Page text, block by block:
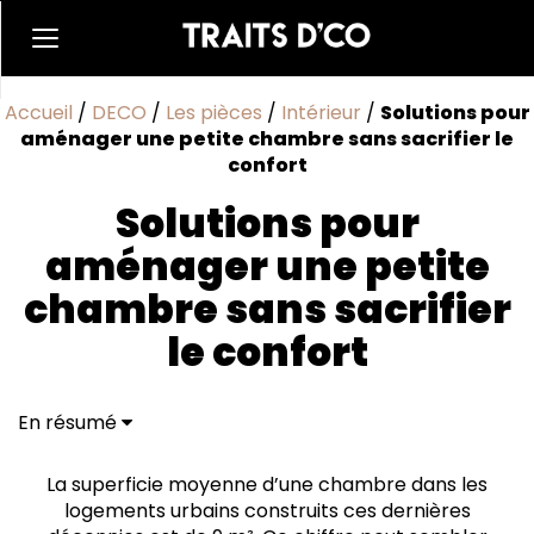
Accueil / DECO / Les pièces / Intérieur / Solutions pour
aménager une petite chambre sans sacrifier le
confort
Solutions pour
aménager une petite
chambre sans sacrifier
le confort
En résumé
Exploiter la hauteur pour optimiser l'espace
Ajouter des éléments déco pour agrandir
visuellement la pièce
La superficie moyenne d’une chambre dans les
logements urbains construits ces dernières